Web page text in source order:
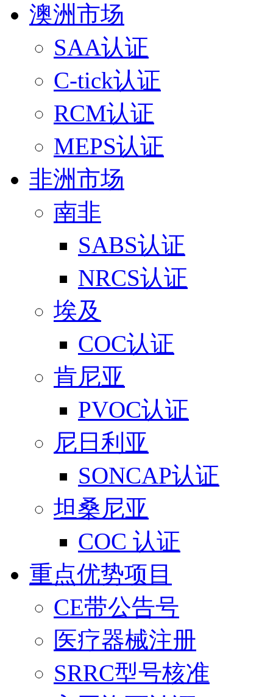
澳洲市场
SAA认证
C-tick认证
RCM认证
MEPS认证
非洲市场
南非
SABS认证
NRCS认证
埃及
COC认证
肯尼亚
PVOC认证
尼日利亚
SONCAP认证
坦桑尼亚
COC 认证
重点优势项目
CE带公告号
医疗器械注册
SRRC型号核准